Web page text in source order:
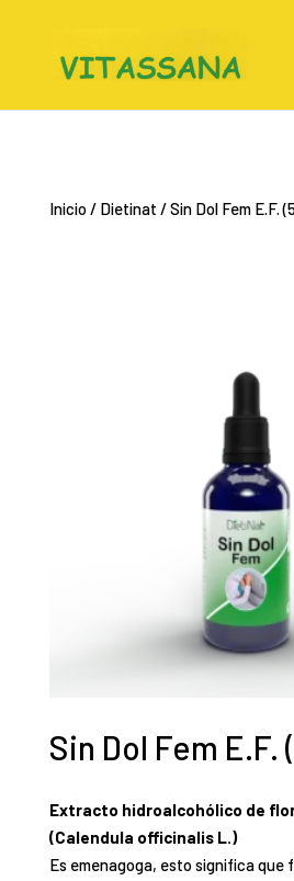
Inicio/ Dietinat / Sin Dol Fem E.F.
Sin Dol Fem E.F.
Extracto hidroalcohólico de
(Calendula officinalis L.)
Es emenagoga, esto significa que